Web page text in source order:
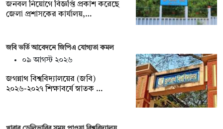
জনবল নিয়োগে বিজ্ঞপ্তি প্রকাশ করেছে
জেলা প্রশাসকের কার্যালয়,…
জবি ভর্তি আবেদনে জিপিএ যোগ্যতা কমল
০৯ আগস্ট ২০২৬
জগন্নাথ বিশ্ববিদ্যালয়ের (জবি)
২০২৬-২০২৭ শিক্ষাবর্ষে স্নাতক …